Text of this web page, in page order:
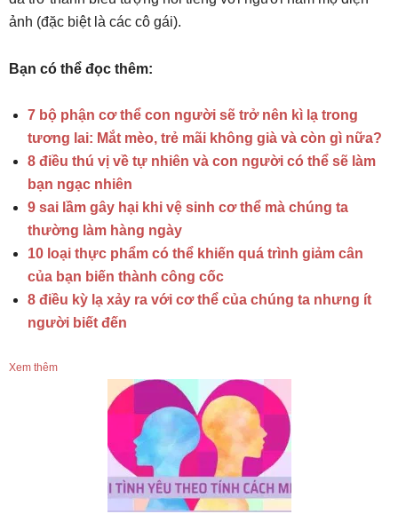
ảnh (đặc biệt là các cô gái).
Bạn có thể đọc thêm:
7 bộ phận cơ thể con người sẽ trở nên kì lạ trong
tương lai: Mắt mèo, trẻ mãi không già và còn gì nữa?
8 điều thú vị về tự nhiên và con người có thể sẽ làm
bạn ngạc nhiên
9 sai lầm gây hại khi vệ sinh cơ thể mà chúng ta
thường làm hàng ngày
10 loại thực phẩm có thể khiến quá trình giảm cân
của bạn biến thành công cốc
8 điều kỳ lạ xảy ra với cơ thể của chúng ta nhưng ít
người biết đến
Xem thêm